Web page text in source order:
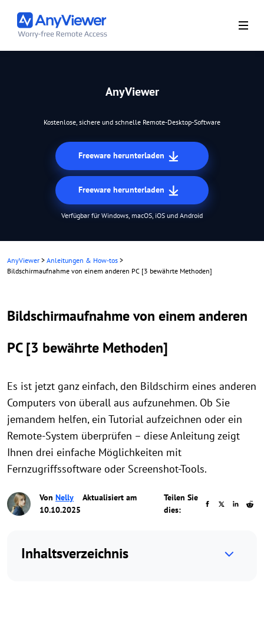
AnyViewer
Kostenlose, sichere und schnelle Remote-Desktop-Software
Freeware herunterladen
Freeware herunterladen
Verfügbar für Windows, macOS, iOS und Android
AnyViewer > Anleitungen & How-tos >
Bildschirmaufnahme von einem anderen PC [3 bewährte Methoden]
Bildschirmaufnahme von einem anderen
PC [3 bewährte Methoden]
Es ist jetzt ganz einfach, den Bildschirm eines anderen
Computers von überall aus aufzunehmen. Ob Sie
jemandem helfen, ein Tutorial aufzeichnen oder ein
Remote-System überprüfen – diese Anleitung zeigt
Ihnen drei einfache Möglichkeiten mit
Fernzugriffssoftware oder Screenshot-Tools.
Von Nelly
Aktualisiert am
10.10.2025
Teilen Sie
dies:
Inhaltsverzeichnis